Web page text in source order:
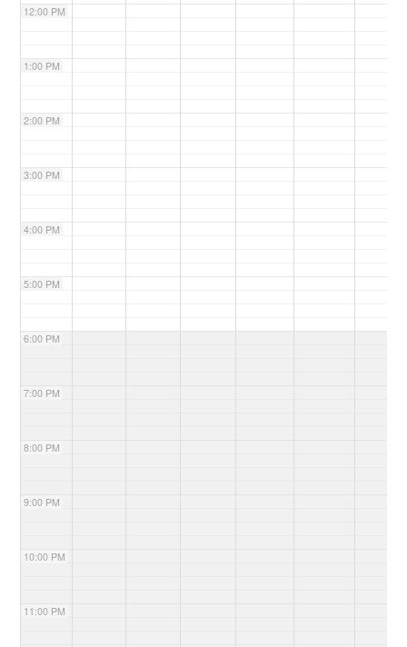
12:00 PM
1:00 PM
2:00 PM
3:00 PM
4:00 PM
5:00 PM
6:00 PM
7:00 PM
8:00 PM
9:00 PM
10:00 PM
11:00 PM